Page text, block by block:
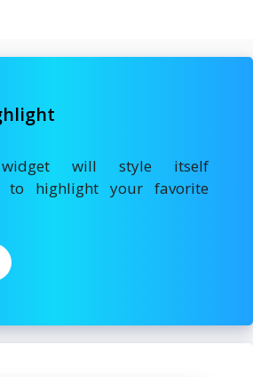
e
will style itself
to highlight your favorite